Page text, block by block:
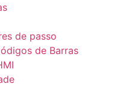
de passo
de Barras